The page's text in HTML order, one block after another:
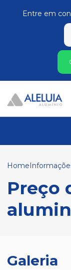
Entre em
Home
Preço
Galeria